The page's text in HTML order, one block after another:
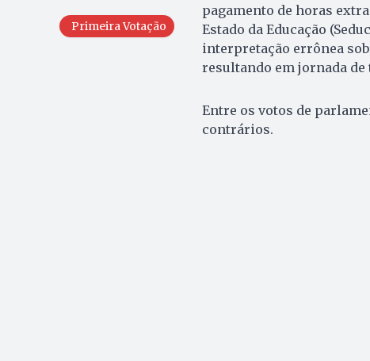
Primeira Votação
pagamento de horas
Estado da Educação
interpretação errônea
resultando em jornada
Entre os votos de
contrários.